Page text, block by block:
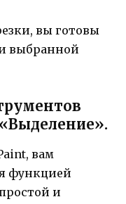
вы готовы
выбранной
вам
функцией
и